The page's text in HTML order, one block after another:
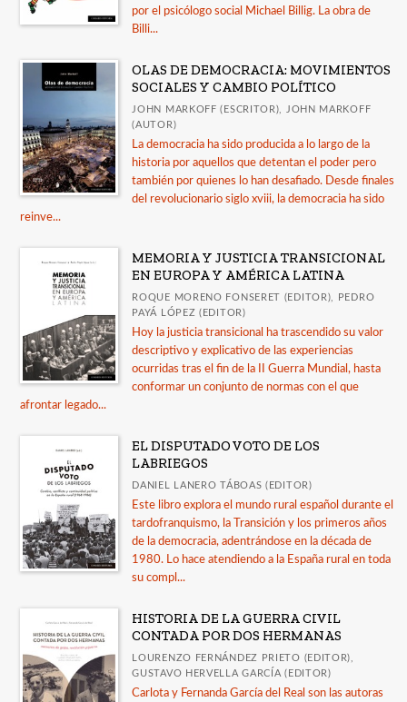
por el psicólogo social Michael Billig. La obra de
Billi...
OLAS DE DEMOCRACIA: MOVIMIENTOS
SOCIALES Y CAMBIO POLÍTICO
JOHN MARKOFF (ESCRITOR), JOHN MARKOFF
(AUTOR)
La democracia ha sido producida a lo largo de la
historia por aquellos que detentan el poder pero
también por quienes lo han desafiado. Desde finales
del revolucionario siglo xviii, la democracia ha sido
reinve...
MEMORIA Y JUSTICIA TRANSICIONAL
EN EUROPA Y AMÉRICA LATINA
ROQUE MORENO FONSERET (EDITOR), PEDRO
PAYÁ LÓPEZ (EDITOR)
Hoy la justicia transicional ha trascendido su valor
descriptivo y explicativo de las experiencias
ocurridas tras el fin de la II Guerra Mundial, hasta
conformar un conjunto de normas con el que
afrontar legado...
EL DISPUTADO VOTO DE LOS
LABRIEGOS
DANIEL LANERO TÁBOAS (EDITOR)
Este libro explora el mundo rural español durante el
tardofranquismo, la Transición y los primeros años
de la democracia, adentrándose en la década de
1980. Lo hace atendiendo a la España rural en toda
su compl...
HISTORIA DE LA GUERRA CIVIL
CONTADA POR DOS HERMANAS
LOURENZO FERNÁNDEZ PRIETO (EDITOR),
GUSTAVO HERVELLA GARCÍA (EDITOR)
Carlota y Fernanda García del Real son las autoras